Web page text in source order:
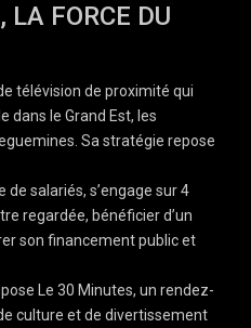
LA FORCE DU
télévision de proximité qui
dans le Grand Est, les
Sa stratégie repose
de salariés, s’engage sur 4
regardée, bénéficier d’un
son financement public et
Le 30 Minutes, un rendez-
culture et de divertissement